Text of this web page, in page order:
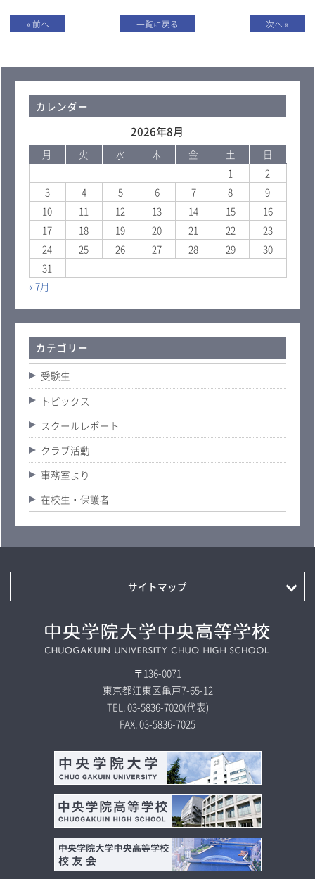
« 前へ 一覧に戻る 次へ »
カレンダー
2026年8月
月 火 水 木 金 土
日
1
2
3
4 5 6 7 8
9
10
11 12 13 14 15
16
17
18 19 20 21 22
23
24
25 26 27 28 29
30
31
« 7月
カテゴリー
受験生
トピックス
スクールレポート
クラブ活動
事務室より
在校生・保護者
サイトマップ
〒136-0071
東京都江東区亀戸7-65-12
TEL. 03-5836-7020(代表)
FAX. 03-5836-7025